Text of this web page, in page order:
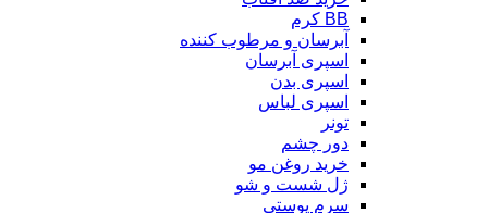
BB کرم
آبرسان و مرطوب کننده
اسپری آبرسان
اسپری بدن
اسپری لباس
تونر
دور چشم
خرید روغن مو
ژل شست و شو
سرم پوستی